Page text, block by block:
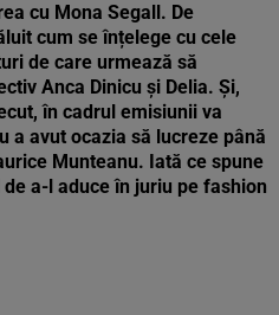
cu Mona Segall. De
cum se înțelege cu cele
de care urmează să
Anca Dinicu și Delia. Și,
în cadrul emisiunii va
a avut ocazia să lucreze până
Munteanu. Iată ce spune
a-l aduce în juriu pe fashion